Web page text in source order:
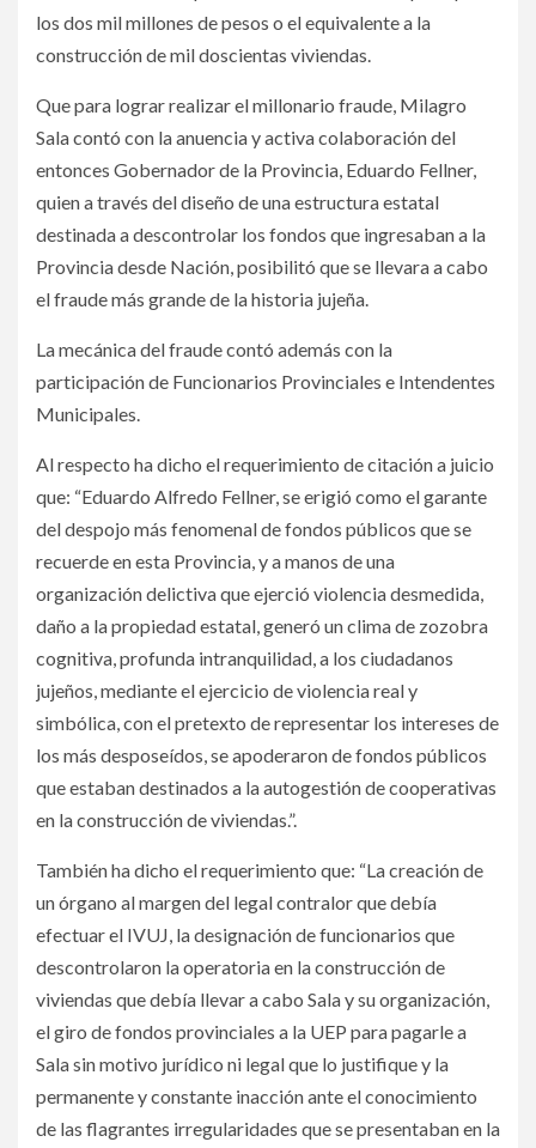
los dos mil millones de pesos o el equivalente a la
construcción de mil doscientas viviendas.
Que para lograr realizar el millonario fraude, Milagro
Sala contó con la anuencia y activa colaboración del
entonces Gobernador de la Provincia, Eduardo Fellner,
quien a través del diseño de una estructura estatal
destinada a descontrolar los fondos que ingresaban a la
Provincia desde Nación, posibilitó que se llevara a cabo
el fraude más grande de la historia jujeña.
La mecánica del fraude contó además con la
participación de Funcionarios Provinciales e Intendentes
Municipales.
Al respecto ha dicho el requerimiento de citación a juicio
que: “Eduardo Alfredo Fellner, se erigió como el garante
del despojo más fenomenal de fondos públicos que se
recuerde en esta Provincia, y a manos de una
organización delictiva que ejerció violencia desmedida,
daño a la propiedad estatal, generó un clima de zozobra
cognitiva, profunda intranquilidad, a los ciudadanos
jujeños, mediante el ejercicio de violencia real y
simbólica, con el pretexto de representar los intereses de
los más desposeídos, se apoderaron de fondos públicos
que estaban destinados a la autogestión de cooperativas
en la construcción de viviendas.”.
También ha dicho el requerimiento que: “La creación de
un órgano al margen del legal contralor que debía
efectuar el IVUJ, la designación de funcionarios que
descontrolaron la operatoria en la construcción de
viviendas que debía llevar a cabo Sala y su organización,
el giro de fondos provinciales a la UEP para pagarle a
Sala sin motivo jurídico ni legal que lo justifique y la
permanente y constante inacción ante el conocimiento
de las flagrantes irregularidades que se presentaban en la